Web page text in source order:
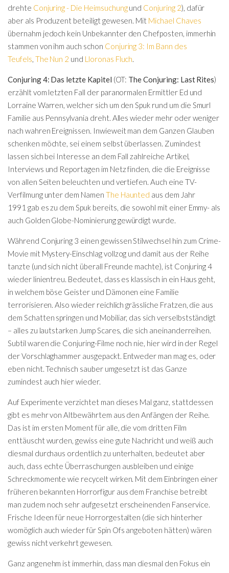
drehte Conjuring - Die Heimsuchungund Conjuring 2), dafür
aber als Produzent beteiligt gewesen. Mit Michael Chaves
übernahm jedoch kein Unbekannter den Chefposten, immerhin
stammen von ihm auch schon Conjuring 3: Im Bann des
Teufels The Nun 2 und Lloronas Fluch
Conjuring 4: Das letzte Kapitel (OT: The Conjuring: Last Rites)
erzählt vom letzten Fall der paranormalen Ermittler Ed und
Lorraine Warren , welcher sich um den Spuk rund um die Smurl
Familie aus Pennsylvania dreht. Alles wieder mehr oder weniger
nach wahren Ereignissen. Inwieweit man dem Ganzen Glauben
schenken möchte, sei einem selbst überlassen. Zumindest
lassen sich bei Interesse an dem Fall zahlreiche Artikel,
Interviews und Reportagen im Netz finden, die die Ereignisse
von allen Seiten beleuchten und vertiefen. Auch eine TV-
Verfilmung unter dem Namen The Haunted aus dem Jahr
1991 gab es zu dem Spuk bereits, die sowohl mit einer Emmy- als
auch Golden Globe-Nominierung gewürdigt wurde.
Während Conjuring 3 einen gewissen Stilwechsel hin zum Crime-
Movie mit Mystery-Einschlag vollzog und damit aus der Reihe
tanzte (und sich nicht überall Freunde machte), ist Conjuring 4
wieder linientreu. Bedeutet, dass es klassisch in ein Haus geht,
in welchem böse Geister und Dämonen eine Familie
terrorisieren. Also wieder reichlich grässliche Fratzen, die aus
dem Schatten springen und Mobiliar, das sich verselbstständigt
– alles zu lautstarken Jump Scares, die sich aneinanderreihen.
Subtil waren die Conjuring-Filme noch nie, hier wird in der Regel
der Vorschlaghammer ausgepackt. Entweder man mag es, oder
eben nicht. Technisch sauber umgesetzt ist das Ganze
zumindest auch hier wieder.
Auf Experimente verzichtet man dieses Mal ganz, stattdessen
gibt es mehr von Altbewährtem aus den Anfängen der Reihe.
Das ist im ersten Moment für alle, die vom dritten Film
enttäuscht wurden, gewiss eine gute Nachricht und weiß auch
diesmal durchaus ordentlich zu unterhalten, bedeutet aber
auch, dass echte Überraschungen ausbleiben und einige
Schreckmomente wie recycelt wirken. Mit dem Einbringen einer
früheren bekannten Horrorfigur aus dem Franchise betreibt
man zudem noch sehr aufgesetzt erscheinenden Fanservice.
Frische Ideen für neue Horrorgestalten (die sich hinterher
womöglich auch wieder für Spin Ofs angeboten hätten) wären
gewiss nicht verkehrt gewesen.
Ganz angenehm ist immerhin, dass man diesmal den Fokus ein